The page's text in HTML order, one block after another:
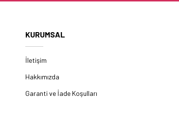
KURUMSAL
İletişim
Hakkımızda
Garanti ve İade Koşulları